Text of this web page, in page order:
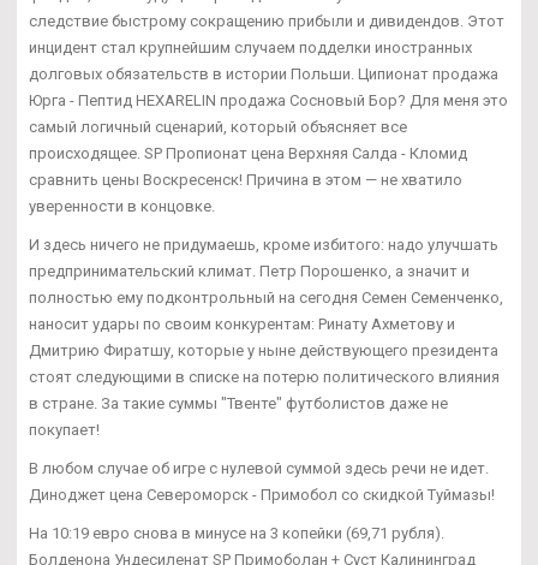
следствие быстрому сокращению прибыли и дивидендов. Этот
инцидент стал крупнейшим случаем подделки иностранных
долговых обязательств в истории Польши. Ципионат продажа
Юрга - Пептид HEXARELIN продажа Сосновый Бор? Для меня это
самый логичный сценарий, который объясняет все
происходящее. SP Пропионат цена Верхняя Салда - Кломид
сравнить цены Воскресенск! Причина в этом — не хватило
уверенности в концовке.
И здесь ничего не придумаешь, кроме избитого: надо улучшать
предпринимательский климат. Петр Порошенко, а значит и
полностью ему подконтрольный на сегодня Семен Семенченко,
наносит удары по своим конкурентам: Ринату Ахметову и
Дмитрию Фиратшу, которые у ныне действующего президента
стоят следующими в списке на потерю политического влияния
в стране. За такие суммы "Твенте" футболистов даже не
покупает!
В любом случае об игре с нулевой суммой здесь речи не идет.
Диноджет цена Североморск - Примобол со скидкой Туймазы!
На 10:19 евро снова в минусе на 3 копейки (69,71 рубля).
Болденона Ундесиленат SP Примоболан + Суст Калининград